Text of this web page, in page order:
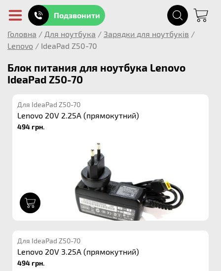
Подзвонити
Головна / Для ноутбука / Зарядки для ноутбуків /
Lenovo / IdeaPad Z50-70
Блок питания для ноутбука Lenovo
IdeaPad Z50-70
Для IdeaPad Z50-70
Lenovo 20V 2.25A (прямокутний)
494 грн.
Для IdeaPad Z50-70
Lenovo 20V 3.25A (прямокутний)
494 грн.